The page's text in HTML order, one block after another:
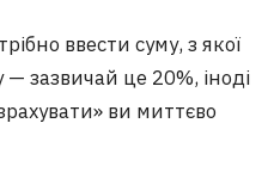
ввести суму, з якої
зазвичай це 20%, іноді
ви миттєво